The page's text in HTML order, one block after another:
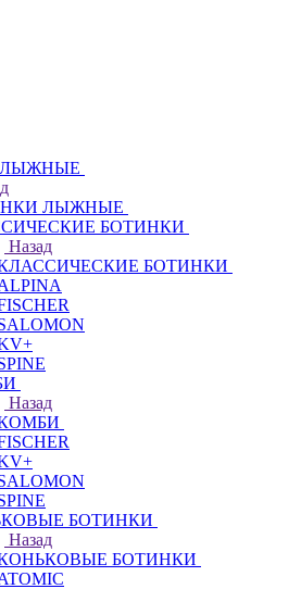
ЛЫЖНЫЕ
БОТИНКИ
Назад
БОТИНКИ
Назад
БОТИНКИ
Назад
БОТИНКИ